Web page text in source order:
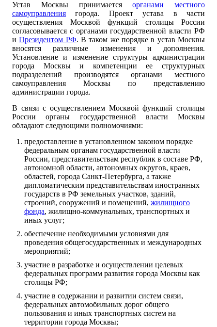
Устав Москвы принимаетсяорганами местного
самоуправления города. Проект устава в части
осуществления Москвой функций столицы России
согласовывается с органами государственной власти РФ
иПрезидентом РФ. В таком же порядке в устав Москвы
вносятся различные изменения и дополнения.
Установление и изменение структуры администрации
города Москвы и компетенции ее структурных
подразделений производятся органами местного
самоуправления Москвы по представлению
администрации города.
В связи с осуществлением Москвой функций столицы
России органы государственной власти Москвы
обладают следующими полномочиями:
предоставление в установленном законом порядке
федеральным органам государственной власти
России, представительствам республик в составе РФ,
автономной области, автономных округов, краев,
областей, города Санкт-Петербурга, а также
дипломатическим представительствам иностранных
государств в РФ земельных участков, зданий,
строений, сооружений и помещений, жилищного
фонда, жилищно-коммунальных, транспортных и
иных услуг;
обеспечение необходимыми условиями для
проведения общегосударственных и международных
мероприятий;
участие в разработке и осуществлении целевых
федеральных программ развития города Москвы как
столицы РФ;
участие в содержании и развитии систем связи,
федеральных автомобильных дорог общего
пользования и иных транспортных систем на
территории города Москвы;